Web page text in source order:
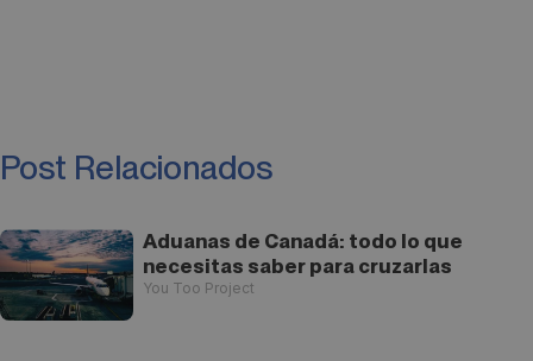
Post Relacionados
Aduanas de Canadá: todo lo que
necesitas saber para cruzarlas
You Too Project